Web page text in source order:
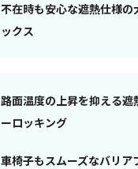
不在時も安心な遮熱仕様の
ックス
路面温度の上昇を抑える遮
ーロッキング
車椅子もスムーズなバリア